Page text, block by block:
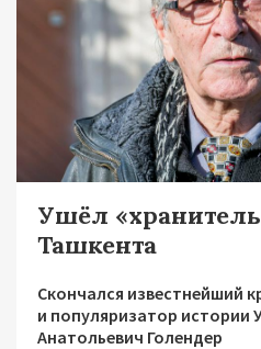
Ушёл
Ташкента
Скончался известнейший
и популяризатор истории
Анатольевич Голендер